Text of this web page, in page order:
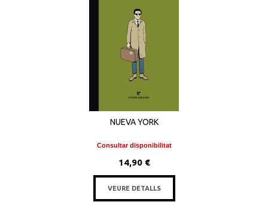
NUEVA YORK
Consultar disponibilitat
14,90 €
VEURE DETALLS